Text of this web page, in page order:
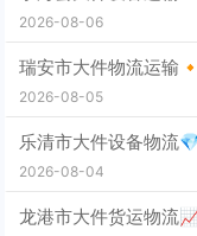
2026-08-06
瑞安市大件物流运输
2026-08-05
乐清市大件设备物流
2026-08-04
龙港市大件货运物流